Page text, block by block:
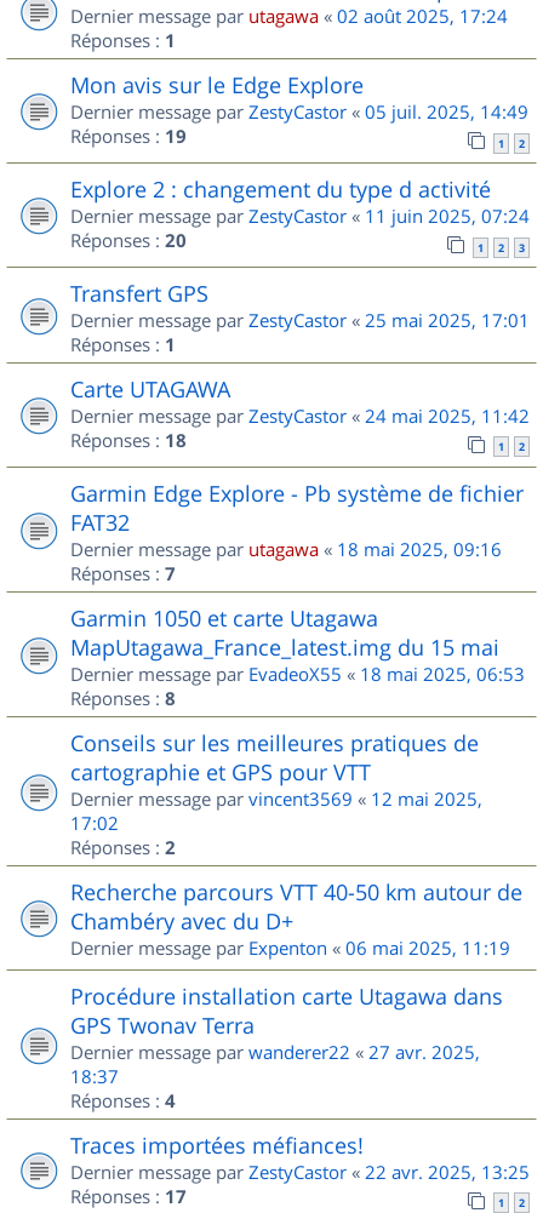
Dernier message par utagawa « 02 août 2025, 17:24
Réponses : 1
Mon avis sur le Edge Explore
Dernier message par ZestyCastor « 05 juil. 2025, 14:49
Réponses : 19 1 2
Explore 2 : changement du type d activité
Dernier message par ZestyCastor « 11 juin 2025, 07:24
Réponses : 20 1 2 3
Transfert GPS
Dernier message par ZestyCastor « 25 mai 2025, 17:01
Réponses : 1
Carte UTAGAWA
Dernier message par ZestyCastor « 24 mai 2025, 11:42
Réponses : 18 1 2
Garmin Edge Explore - Pb système de fichier
FAT32
Dernier message par utagawa « 18 mai 2025, 09:16
Réponses : 7
Garmin 1050 et carte Utagawa
MapUtagawa_France_latest.img du 15 mai
Dernier message par EvadeoX55 « 18 mai 2025, 06:53
Réponses : 8
Conseils sur les meilleures pratiques de
cartographie et GPS pour VTT
Dernier message par vincent3569 « 12 mai 2025,
17:02
Réponses : 2
Recherche parcours VTT 40-50 km autour de
Chambéry avec du D+
Dernier message par Expenton « 06 mai 2025, 11:19
Procédure installation carte Utagawa dans
GPS Twonav Terra
Dernier message par wanderer22 « 27 avr. 2025,
18:37
Réponses : 4
Traces importées méfiances!
Dernier message par ZestyCastor « 22 avr. 2025, 13:25
Réponses : 17 1 2